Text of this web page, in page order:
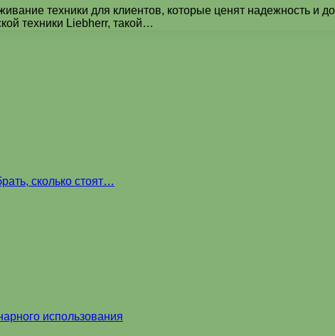
техники для клиентов, которые ценят надежность и
техники Liebherr, такой…
сколько стоят…
использования